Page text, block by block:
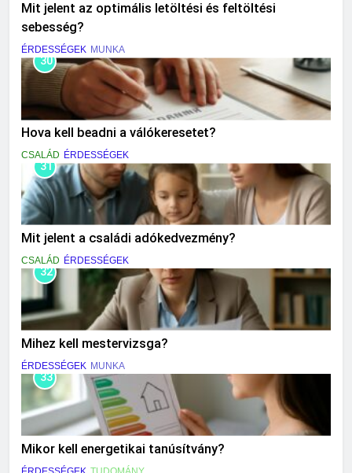
Mit jelent az optimális letöltési és feltöltési
sebesség?
ÉRDESSÉGEK MUNKA
30
Hova kell beadni a válókeresetet?
CSALÁD ÉRDESSÉGEK
31
Mit jelent a családi adókedvezmény?
CSALÁD ÉRDESSÉGEK
32
Mihez kell mestervizsga?
ÉRDESSÉGEK MUNKA
33
Mikor kell energetikai tanúsítvány?